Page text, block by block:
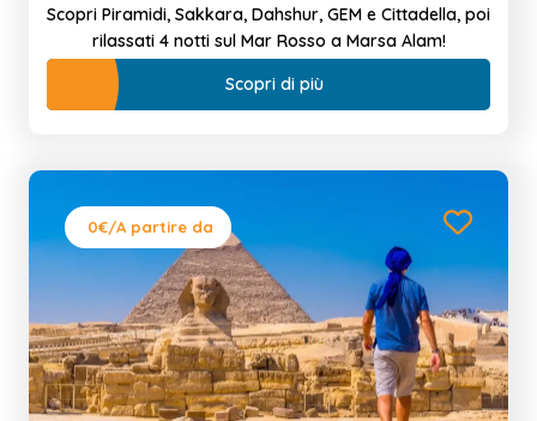
Scopri Piramidi, Sakkara, Dahshur, GEM e Cittadella, poi
rilassati 4 notti sul Mar Rosso a Marsa Alam!
Scopri di più
0€/A partire da